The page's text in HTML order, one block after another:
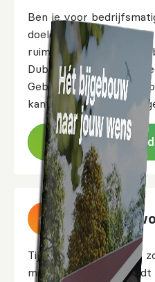
Ben je voor
doeleinden op zoek
ruimte te creëren? Een
Dublo is duurzaam en
Gebruik de ruimte als
kantoor. Ontdek de
Meer over
Tijdelijke of langdurige
mantelzorgwoning biedt